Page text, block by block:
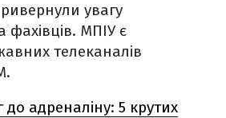
увагу
фахівців. МПІУ є
телеканалів
до адреналіну: 5 крутих